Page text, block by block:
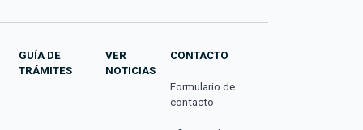
GUÍA DE
TRÁMITES
VER
NOTICIAS
CONTACTO
Formulario de
contacto